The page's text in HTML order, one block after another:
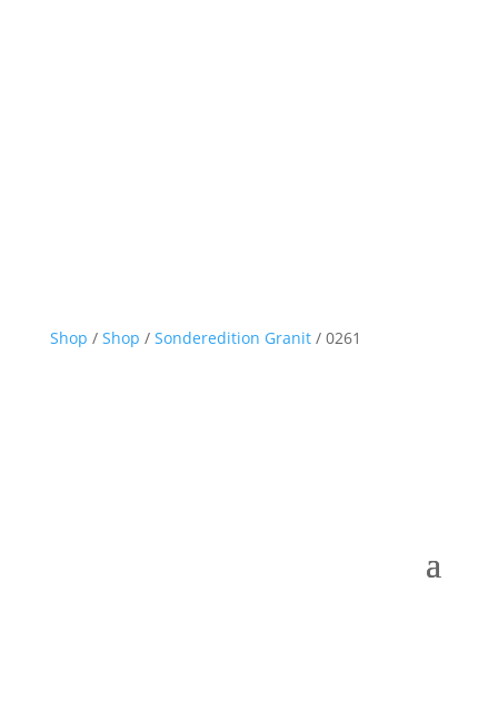
Shop / Shop / Sonderedition Granit/ 0261